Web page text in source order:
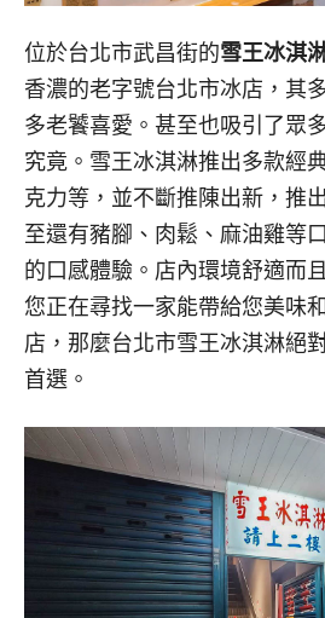
位於台北市武昌街的雪王冰淇
香濃的老字號台北市冰店，其
多老饕喜愛。甚至也吸引了眾
究竟。雪王冰淇淋推出多款經
克力等，並不斷推陳出新，推
至還有豬腳、肉鬆、麻油雞等
的口感體驗。店內環境舒適而
您正在尋找一家能帶給您美味
店，那麼台北市雪王冰淇淋絕
首選。